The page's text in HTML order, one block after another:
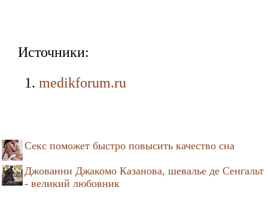
Источники:
medikforum.ru
Секс поможет быстро повысить качество сна
Джованни Джакомо Казанова, шевалье де Сенгальт
- великий любовник